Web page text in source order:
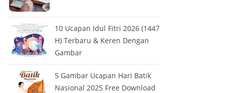
10 Ucapan Idul Fitri 2026 (1447
H) Terbaru & Keren Dengan
Gambar
5 Gambar Ucapan Hari Batik
Nasional 2025 Free Download